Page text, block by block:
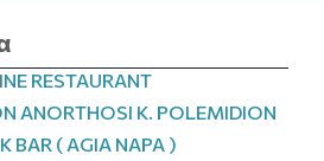
RESTAURANT
ANORTHOSI K. POLEMIDION
BAR ( AGIA NAPA )